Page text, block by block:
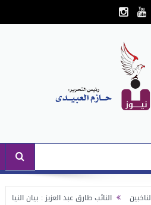
النائب طارق عبد العزيز : بيان النيابة